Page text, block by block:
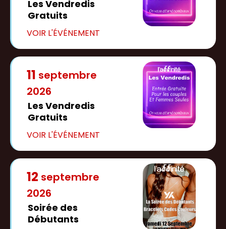
Les Vendredis
Gratuits
11 septembre
2026
Les Vendredis
Gratuits
12 septembre
2026
Soirée des
Débutants